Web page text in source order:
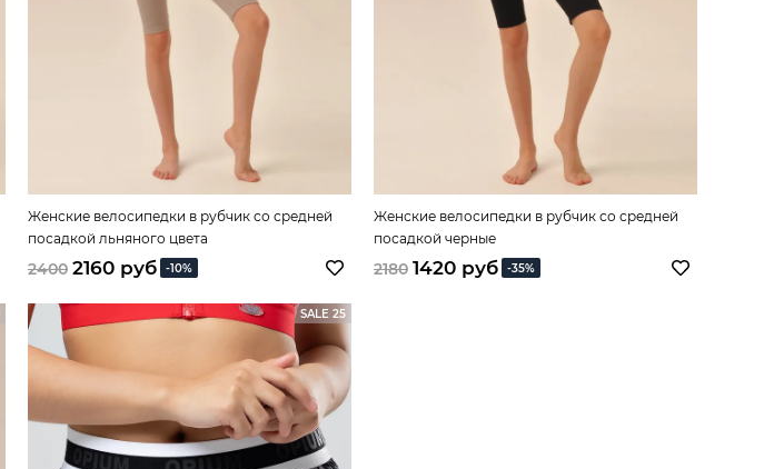
Женские велосипедки в рубчик со средней
посадкой льняного цвета
2400 2160 руб -10%
Женские велосипедки в рубчик со средней
посадкой черные
2180 1420 руб -35%
SALE 25